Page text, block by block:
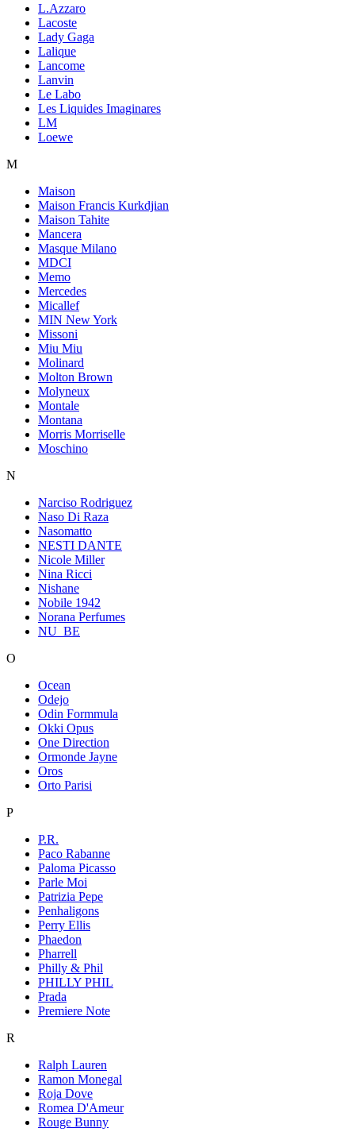
L.Azzaro
Lacoste
Lady Gaga
Lalique
Lancome
Lanvin
Le Labo
Les Liquides Imaginares
LM
Loewe
M
Maison
Maison Francis Kurkdjian
Maison Tahite
Mancera
Masque Milano
MDCI
Memo
Mercedes
Micallef
MIN New York
Missoni
Miu Miu
Molinard
Molton Brown
Molyneux
Montale
Montana
Morris Morriselle
Moschino
N
Narciso Rodriguez
Naso Di Raza
Nasomatto
NESTI DANTE
Nicole Miller
Nina Ricci
Nishane
Nobile 1942
Norana Perfumes
NU_BE
O
Ocean
Odejo
Odin Formmula
Okki Opus
One Direction
Ormonde Jayne
Oros
Orto Parisi
P
P.R.
Paco Rabanne
Paloma Picasso
Parle Moi
Patrizia Pepe
Penhaligons
Perry Ellis
Phaedon
Pharrell
Philly & Phil
PHILLY PHIL
Prada
Premiere Note
R
Ralph Lauren
Ramon Monegal
Roja Dove
Romea D'Ameur
Rouge Bunny